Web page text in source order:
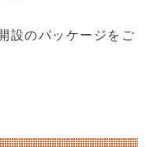
設のパッケージをご